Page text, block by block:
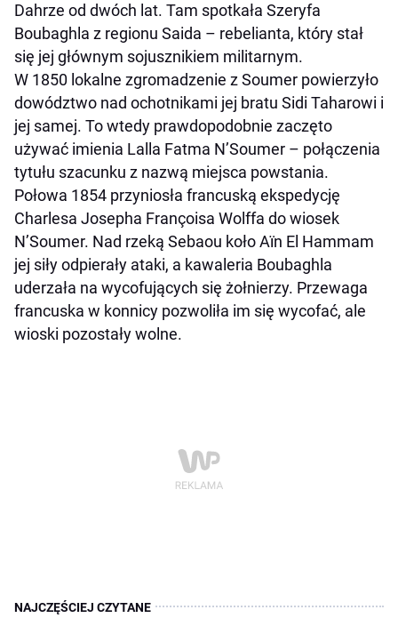
Dahrze od dwóch lat. Tam spotkała Szeryfa
Boubaghla z regionu Saida – rebelianta, który stał
się jej głównym sojusznikiem militarnym.
W 1850 lokalne zgromadzenie z Soumer powierzyło
dowództwo nad ochotnikami jej bratu Sidi Taharowi i
jej samej. To wtedy prawdopodobnie zaczęto
używać imienia Lalla Fatma N’Soumer – połączenia
tytułu szacunku z nazwą miejsca powstania.
Połowa 1854 przyniosła francuską ekspedycję
Charlesa Josepha Françoisa Wolffa do wiosek
N’Soumer. Nad rzeką Sebaou koło Aïn El Hammam
jej siły odpierały ataki, a kawaleria Boubaghla
uderzała na wycofujących się żołnierzy. Przewaga
francuska w konnicy pozwoliła im się wycofać, ale
wioski pozostały wolne.